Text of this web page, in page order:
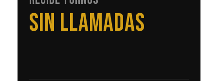
EN AUTOMÁTICO